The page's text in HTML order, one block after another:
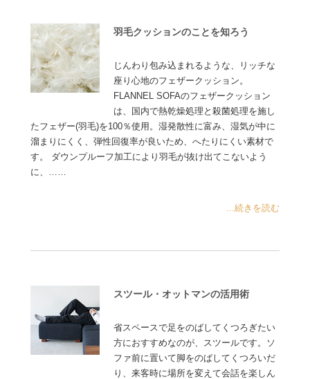
羽毛クッションのことを知ろう
じんわり包み込まれるような、リッチな
座り心地のフェザークッション。
FLANNEL SOFAのフェザークッション
は、国内で熱乾燥処理と殺菌処理を施し
たフェザー(羽毛)を100％使用。湿発散性に富み、湿気が中に
溜まりにくく、弾性回復率が良いため、へたりにくい素材で
す。 ダウンプルーフ加工により羽毛が抜け出てこないよう
に、……
...続きを読む
スツール・オットマンの活用術
省スペースで足をのばしてくつろぎたい
方におすすめなのが、スツールです。ソ
ファ前に置いて脚をのばしてくつろいだ
り、来客時に場所を変えて会話を楽しん